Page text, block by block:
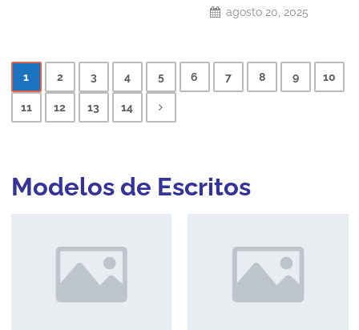
agosto 20, 2025
1 2 3 4 5 6 7 8 9 10
11 12 13 14
Modelos de Escritos